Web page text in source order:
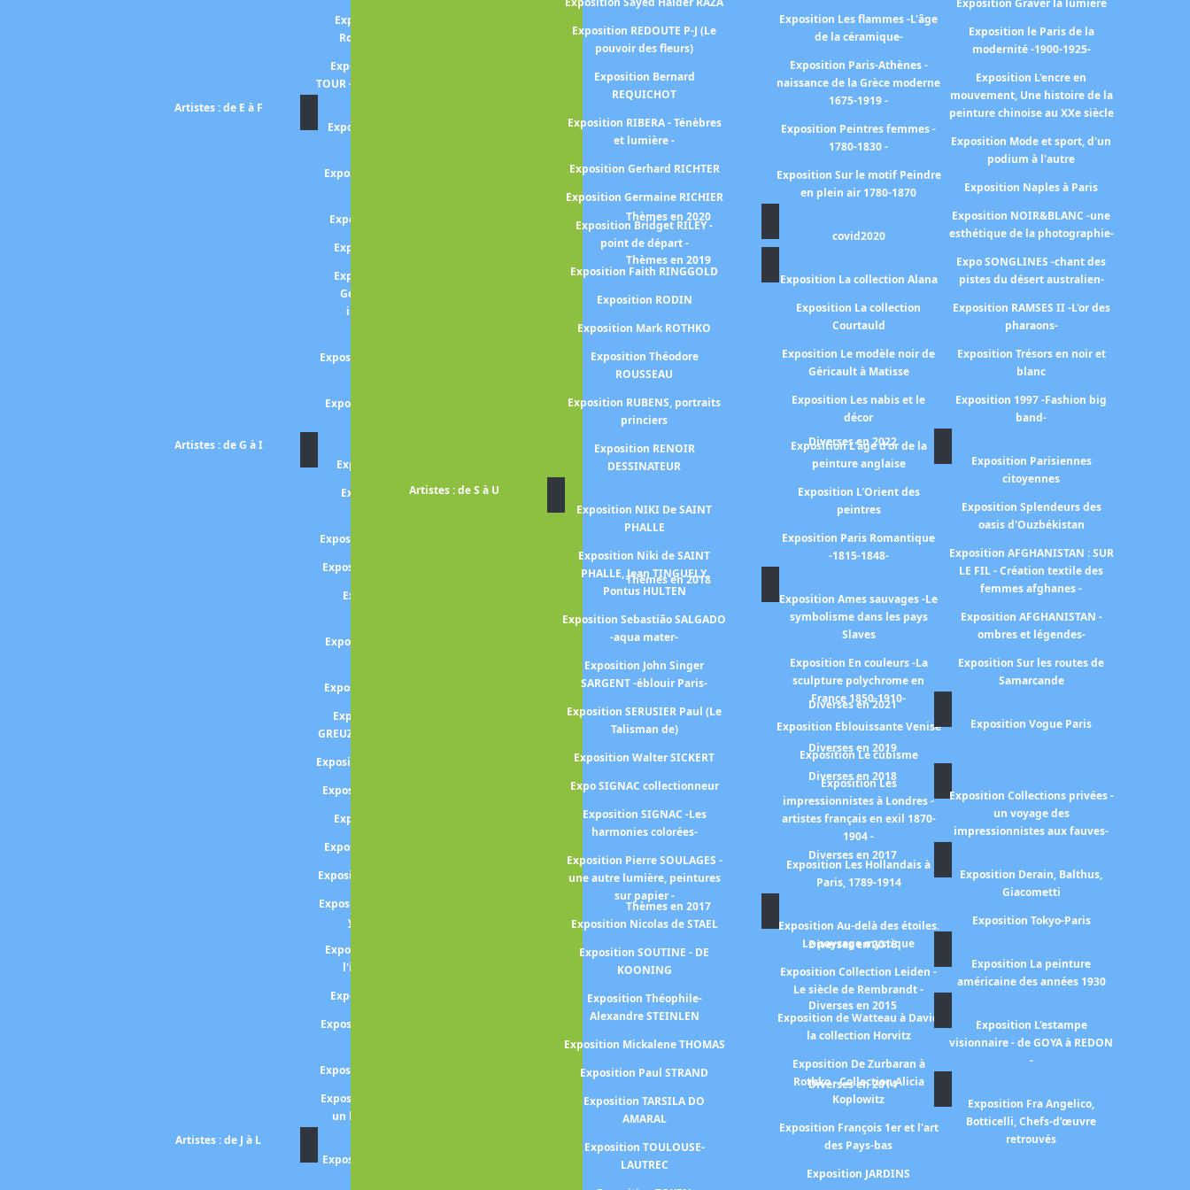
Exposition Du Douanier
Rousseau à Seraphine
Exposition Georges DE LA
TOUR -entre ombre et lumière-
Artistes : de E à F
Exposition Elliott ERWITT -
Exposition FANTIN-LATOUR
Exposition FAUTRIER Jean
Exposition FRAGONARD
Exposition FROMANGER
Gérard (Les dialogues
inattendus Monet /
Exposition FUSSLI -entre rêve
Exposition Maurits Cornelis
Artistes : de G à I
Exposition Sally Gabori
Exposition GAUGUIN,
Exposition Gérard GAROUSTE
Exposition GALLEN-KALLELA
Exposition Artemisia
Exposition Les cheveaux de
Exposition Luca GIORDANO
Exposition Jean-Baptiste
GREUZE -l'enfance en lumière-
Exposition GUILLON LETHIERE
Exposition Gabrielle HEBERT
Exposition Jean HELION
Exposition Auguste HERBIN
Exposition David HOCKNEY 25
Exposition David HOCKNEY -a
year in Normandy-
Exposition Philip GUSTON -
l'ironie de l'histoire -
Exposition Frank HORVAT
Exposition Fabrice HYBER -La
Exposition Graciela ITURBIDE
Exposition Pekka HALONEN -
un hymne à la Finlande -
Artistes : de J à L
Exposition Louis JANMOT -le
Exposition REDOUTE P-J (Le
pouvoir des fleurs)
Exposition Bernard
REQUICHOT
Exposition RIBERA - Ténèbres
et lumière -
Exposition Gerhard RICHTER
Exposition Germaine RICHIER
Exposition Bridget RILEY -
point de départ -
Exposition Faith RINGGOLD
Exposition RODIN
Exposition Mark ROTHKO
Exposition Théodore
ROUSSEAU
Exposition RUBENS, portraits
princiers
Exposition RENOIR
DESSINATEUR
Artistes : de S à U
Exposition NIKI De SAINT
PHALLE
Exposition Niki de SAINT
PHALLE, Jean TINGUELY,
Pontus HULTEN
Exposition Sebastião SALGADO
-aqua mater-
Exposition John Singer
SARGENT -éblouir Paris-
Exposition SERUSIER Paul (Le
Talisman de)
Exposition Walter SICKERT
Expo SIGNAC collectionneur
Exposition SIGNAC -Les
harmonies colorées-
Exposition Pierre SOULAGES -
une autre lumière, peintures
sur papier -
Exposition Nicolas de STAEL
Exposition SOUTINE - DE
KOONING
Exposition Théophile-
Alexandre STEINLEN
Exposition Mickalene THOMAS
Exposition Paul STRAND
Exposition TARSILA DO
AMARAL
Exposition TOULOUSE-
LAUTREC
Exposition Les flammes -L'âge
de la céramique-
Exposition Paris-Athènes -
naissance de la Grèce moderne
1675-1919 -
Exposition Peintres femmes -
1780-1830 -
Exposition Sur le motif Peindre
en plein air 1780-1870
Thèmes en 2020
covid2020
Thèmes en 2019
Exposition La collection Alana
Exposition La collection
Courtauld
Exposition Le modèle noir de
Géricault à Matisse
Exposition Les nabis et le
décor
Exposition L'age d'or de la
peinture anglaise
Exposition L'Orient des
peintres
Exposition Paris Romantique
-1815-1848-
Thèmes en 2018
Exposition Ames sauvages -Le
symbolisme dans les pays
Slaves
Exposition En couleurs -La
sculpture polychrome en
France 1850-1910-
Exposition Eblouissante Venise
Exposition Le cubisme
Exposition Les
impressionnistes à Londres -
artistes français en exil 1870-
1904 -
Exposition Les Hollandais à
Paris, 1789-1914
Thèmes en 2017
Exposition Au-delà des étoiles.
Le paysage mystique
Exposition Collection Leiden -
Le siècle de Rembrandt -
Exposition de Watteau à David
la collection Horvitz
Exposition De Zurbaran à
Rothko - Collection Alicia
Koplowitz
Exposition François 1er et l'art
des Pays-bas
Exposition JARDINS
Exposition Graver la lumière
Exposition le Paris de la
modernité -1900-1925-
Exposition L'encre en
mouvement, Une histoire de la
peinture chinoise au XXe siècle
Exposition Mode et sport, d'un
podium à l'autre
Exposition Naples à Paris
Exposition NOIR&BLANC -une
esthétique de la photographie-
Expo SONGLINES -chant des
pistes du désert australien-
Exposition RAMSES II -L'or des
pharaons-
Exposition Trésors en noir et
blanc
Exposition 1997 -Fashion big
band-
Diverses en 2022
Exposition Parisiennes
citoyennes
Exposition Splendeurs des
oasis d'Ouzbékistan
Exposition AFGHANISTAN : SUR
LE FIL - Création textile des
femmes afghanes -
Exposition AFGHANISTAN -
ombres et légendes-
Exposition Sur les routes de
Samarcande
Diverses en 2021
Exposition Vogue Paris
Diverses en 2019
Diverses en 2018
Exposition Collections privées -
un voyage des
impressionnistes aux fauves-
Diverses en 2017
Exposition Derain, Balthus,
Giacometti
Exposition Tokyo-Paris
Diverses en 2016
Exposition La peinture
américaine des années 1930
Diverses en 2015
Exposition L'estampe
visionnaire - de GOYA à REDON
-
Diverses en 2014
Exposition Fra Angelico,
Botticelli, Chefs-d’œuvre
retrouvés